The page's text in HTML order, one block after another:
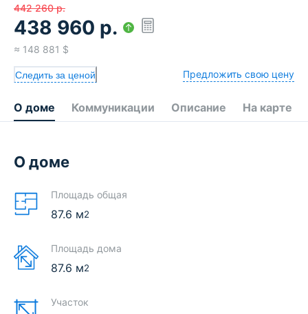
442 260 р.
438 960 р.
≈ 148 881 $
Следить за ценой Предложить свою цену
О доме Коммуникации Описание На карте
О доме
Площадь общая
87.6 м2
Площадь дома
87.6 м2
Участок